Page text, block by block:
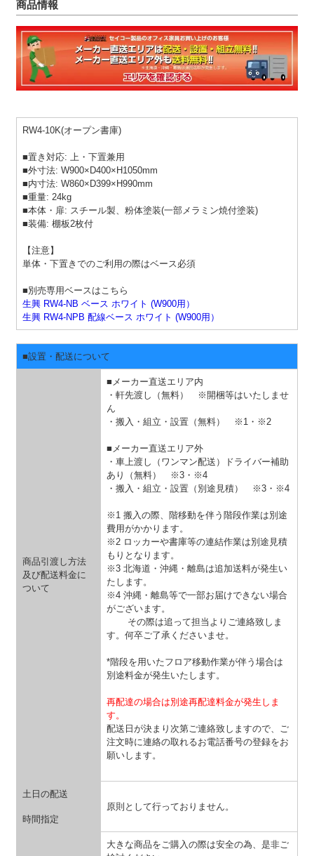
商品情報
RW4-10K(オープン書庫)
■置き対応: 上・下置兼用
■外寸法: W900×D400×H1050mm
■内寸法: W860×D399×H990mm
■重量: 24kg
■本体・扉: スチール製、粉体塗装(一部メラミン焼付塗装)
■装備: 棚板2枚付
【注意】
単体・下置きでのご利用の際はベース必須
■別売専用ベースはこちら
生興 RW4-NB ベース ホワイト (W900用）
生興 RW4-NPB 配線ベース ホワイト (W900用）
■設置・配送について
商品引渡し方法
及び配送料金に
ついて
■メーカー直送エリア内
・軒先渡し（無料） ※開梱等はいたしませ
ん
・搬入・組立・設置（無料）
※1・※2
■メーカー直送エリア外
・車上渡し（ワンマン配送）ドライバー補助
あり（無料）
※3・※4
・搬入・組立・設置（別途見積）
※3・※4
※1 搬入の際、階移動を伴う階段作業は別途
費用がかかります。
※2 ロッカーや書庫等の連結作業は別途見積
もりとなります。
※3 北海道・沖縄・離島は追加送料が発生い
たします。
※4 沖縄・離島等で一部お届けできない場合
がございます。
その際は追って担当よりご連絡致しま
す。何卒ご了承くださいませ。
*階段を用いたフロア移動作業が伴う場合は
別途料金が発生いたします。
再配達の場合は別途再配達料金が発生しま
す。
配送日が決まり次第ご連絡致しますので、ご
注文時に連絡の取れるお電話番号の登録をお
願いします。
土日の配送
原則として行っておりません。
時間指定
大きな商品をご購入の際は安全の為、是非ご